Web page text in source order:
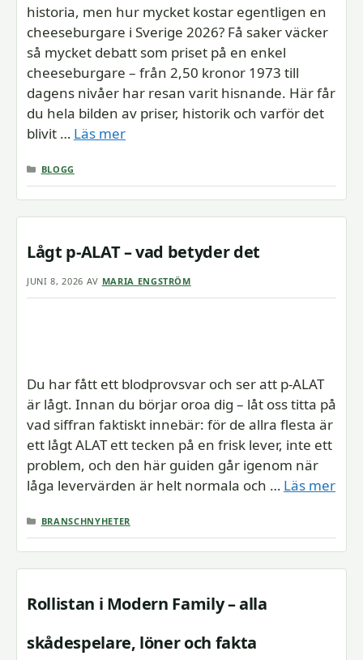
historia, men hur mycket kostar egentligen en
cheeseburgare i Sverige 2026? Få saker väcker
så mycket debatt som priset på en enkel
cheeseburgare – från 2,50 kronor 1973 till
dagens nivåer har resan varit hisnande. Här får
du hela bilden av priser, historik och varför det
blivit … Läs mer
KATEGORIER
BLOGG
Lågt p-ALAT – vad betyder det
JUNI 8, 2026 AV MARIA ENGSTRÖM
Du har fått ett blodprovsvar och ser att p-ALAT
är lågt. Innan du börjar oroa dig – låt oss titta på
vad siffran faktiskt innebär: för de allra flesta är
ett lågt ALAT ett tecken på en frisk lever, inte ett
problem, och den här guiden går igenom när
låga levervärden är helt normala och … Läs mer
KATEGORIER
BRANSCHNYHETER
Rollistan i Modern Family – alla
skådespelare, löner och fakta